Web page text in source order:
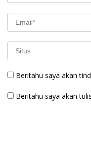
Beritahu saya akan
Beritahu saya akan